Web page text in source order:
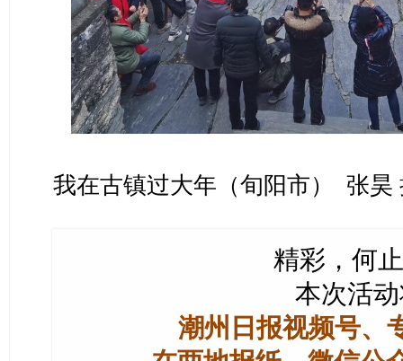
我在古镇过大年（旬阳市） 张昊
精彩，何
本次活
潮州日报视频号、